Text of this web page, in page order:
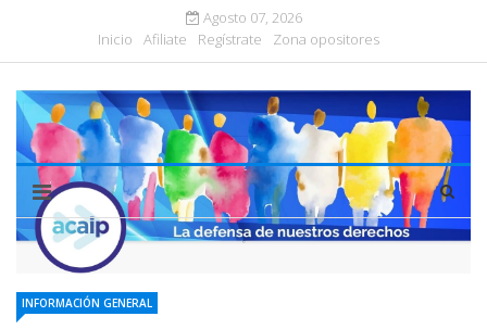
Agosto 07, 2026
Inicio
Afiliate Regístrate Zona opositores
INFORMACIÓN GENERAL